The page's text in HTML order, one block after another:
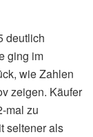
deutlich
ging im
wie Zahlen
zeigen. Käufer
mal zu
seltener als